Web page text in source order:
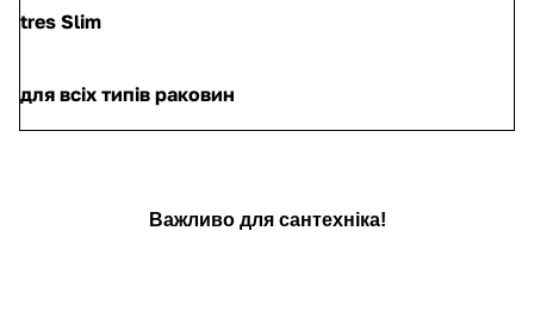
tres Slim
для всіх типів раковин
Важливо для сантехніка!